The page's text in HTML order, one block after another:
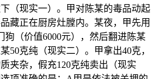
（现实一）。甲对陈某的毒品动起
藏正在厨房灶膛内。某夜，甲先用
狗（价值6000元），然后翻进陈某
50克纯（现实二）。甲拿出40克，
夹杂，假充120克纯卖出（现实